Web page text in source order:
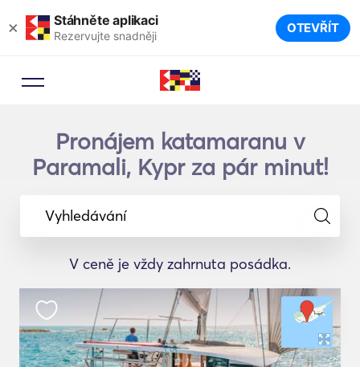
× Stáhněte aplikaci
Rezervujte snadněji OTEVŘÍT
Pronájem katamaranu v
Paramali, Kypr za pár minut!
Vyhledávání
V ceně je vždy zahrnuta posádka.